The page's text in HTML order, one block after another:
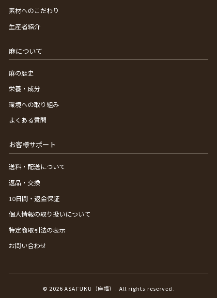
素材へのこだわり
生産者紹介
麻について
麻の歴史
栄養・成分
環境への取り組み
よくある質問
お客様サポート
送料・配送について
返品・交換
10日間・返金保証
個人情報の取り扱いについて
特定商取引法の表示
お問い合わせ
© 2026 ASAFUKU（麻福）. All rights reserved.